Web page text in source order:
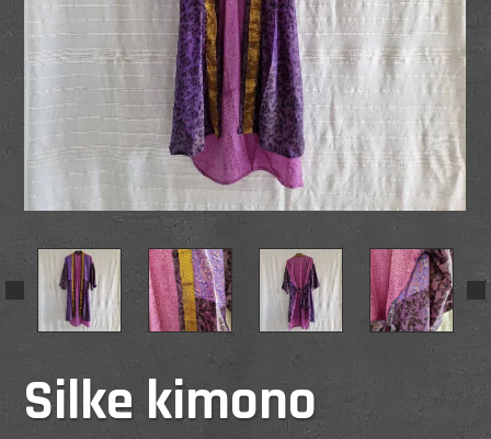
Silke kimono